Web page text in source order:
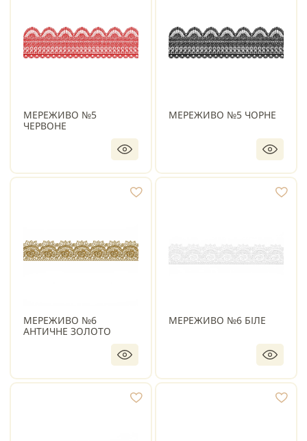
МЕРЕЖИВО №5
ЧЕРВОНЕ
МЕРЕЖИВО №5 ЧОРНЕ
МЕРЕЖИВО №6
АНТИЧНЕ ЗОЛОТО
МЕРЕЖИВО №6 БІЛЕ